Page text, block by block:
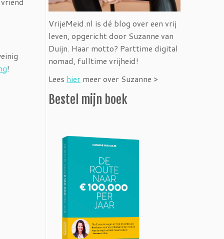
!
VrijeMeid.nl is dé blog over een vrij
leven, opgericht door Suzanne van
Duijn. Haar motto? Parttime digital
nomad, fulltime vrijheid!
Lees hier meer over Suzanne >
Bestel mijn boek